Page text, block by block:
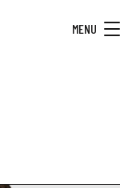
MENU